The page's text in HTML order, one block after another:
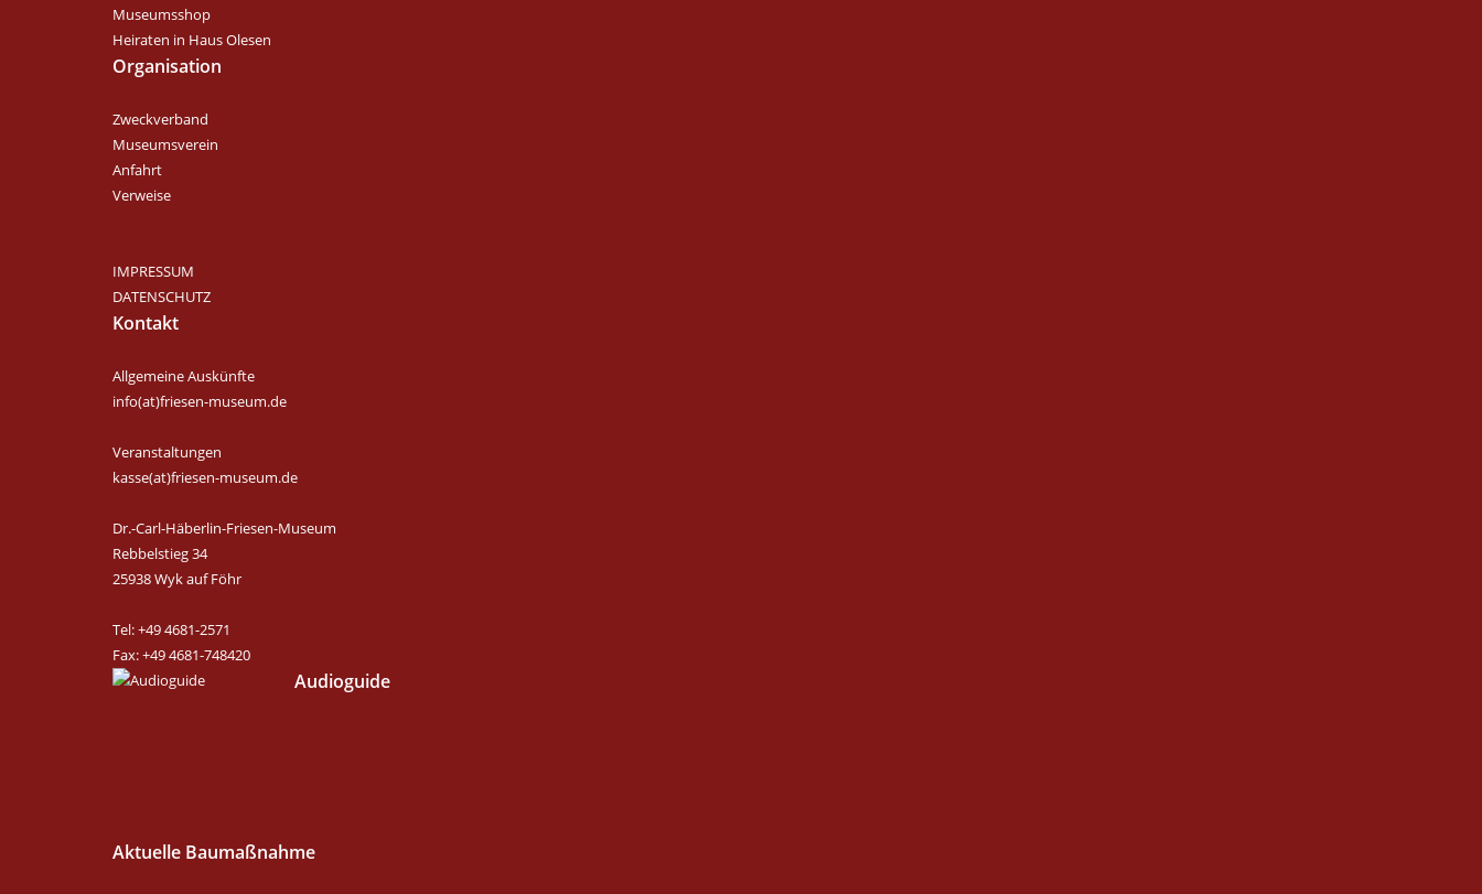
Museumsshop
Heiraten in Haus Olesen
Organisation
Zweckverband
Museumsverein
Anfahrt
Verweise
IMPRESSUM
DATENSCHUTZ
Kontakt
Allgemeine Auskünfte
info(at)friesen-museum.de
Veranstaltungen
kasse(at)friesen-museum.de
Dr.-Carl-Häberlin-Friesen-Museum
Rebbelstieg 34
25938 Wyk auf Föhr
Tel: +49 4681-2571
Fax: +49 4681-748420
Audioguide
Aktuelle Baumaßnahme